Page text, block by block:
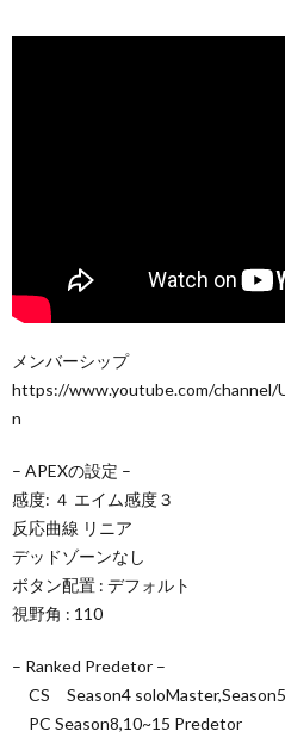
メンバーシップ
https://www.youtube.com/channel/
n
– APEXの設定 –
感度: ４ エイム感度３
反応曲線 リニア
デッドゾーンなし
ボタン配置 : デフォルト
視野角 : 110
– Ranked Predetor –
CS Season4
PC Season8,10~15 Predetor